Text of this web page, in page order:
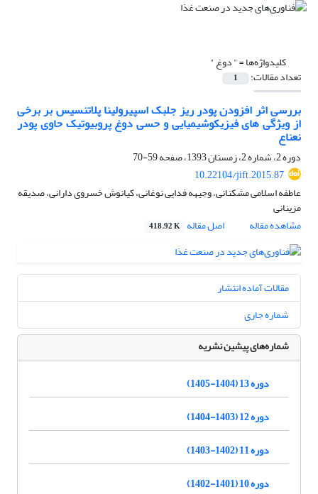
کلیدواژه‌ها =" دوغ "
تعداد مقالات: 1
بررسی اثر افزودن پودر ریز جلبک اسپیرولینا پلاتنسیس بر برخی
از ویژگی های فیزیکوشیمیایی و حسی دوغ پروبیوتیک حاوی پودر
نعناع
دوره 2، شماره 2، زمستان 1393، صفحه
59-70
10.22104/jift.2015.87
عاطفه اسلامی مشکنانی، وجیهه فدایی نوغانی، کیانوش خسروی دارانی، صدیقه
مزینانی
مشاهده مقاله
اصل مقاله 418.92 K
مقالات آماده انتشار
شماره جاری
شماره‌های پیشین نشریه
دوره 13 (1404-1405)
دوره 12 (1403-1404)
دوره 11 (1402-1403)
دوره 10 (1401-1402)